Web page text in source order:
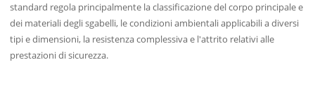
standard regola principalmente la classificazione del corpo principale e
dei materiali degli sgabelli, le condizioni ambientali applicabili a diversi
tipi e dimensioni, la resistenza complessiva e l'attrito relativi alle
prestazioni di sicurezza.